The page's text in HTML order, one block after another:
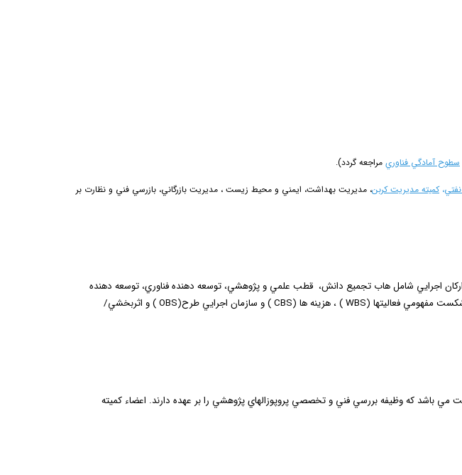
سطوح آمادگي فناوري مراجعه گردد).
،كمیته مديريت كربن، مديريت بهداشت، ايمني و محيط زيست ، مديريت بازرگاني، بازرسي فني و نظارت بر
اجرايي شامل هاب تجميع دانش، قطب علمي و پژوهشي، توسعه دهنده فناوري، توسعه دهنده
مفهومي فعاليتها (WBS) ، هزينه ها (CBS) و سازمان اجرايي طرح(OBS) و اثربخشي/
كه وظيفه بررسي فني و تخصصي پروپوزال­هاي پژوهشي را بر عهده دارند. اعضاء كميته